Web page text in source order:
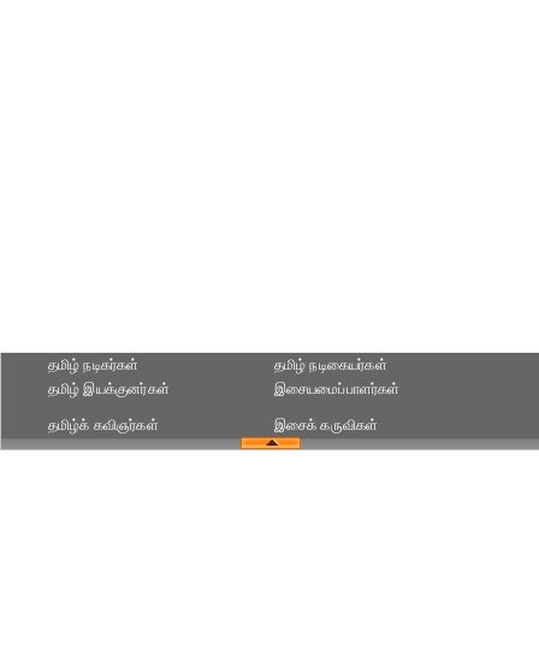
தமிழ் நடிகர்கள்
தமிழ் நடிகையர்கள்
தமிழ் இயக்குனர்கள்
இசையமைப்பாளர்கள்
தமிழ்க் கவிஞர்கள் இசைக் கருவிகள்